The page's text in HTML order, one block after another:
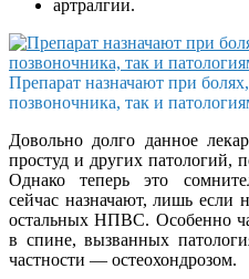
артралгии.
Препарат назначают при
позвоночника, так и
Довольно долго данное
простуд и других патологий,
Однако теперь это
сейчас назначают, лишь если
остальных НПВС. Особенно
в спине, вызванных
частности — остеохондрозом.